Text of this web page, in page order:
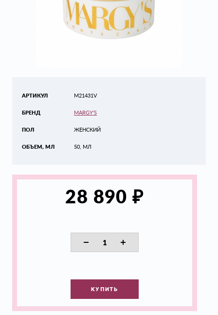
АРТИКУЛ
БРЕНД
ПОЛ
ОБЪЕМ, МЛ
M21431V
MARGY'S
ЖЕНСКИЙ
50, МЛ
28 890₽
КУПИТЬ